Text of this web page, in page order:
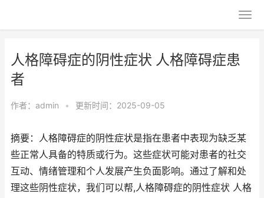
人格障碍症的阴性症状 人格障碍症患
者
作者： admin • 更新时间：2025-09-05
摘要：人格障碍症的阴性症状是指在患者中表现为缺乏某
些正常人具备的特质或行为。这些症状可能对患者的社交
互动、情绪管理和个人发展产生负面影响。通过了解和处
理这些阴性症状，我们可以帮,人格障碍症的阴性症状 人格